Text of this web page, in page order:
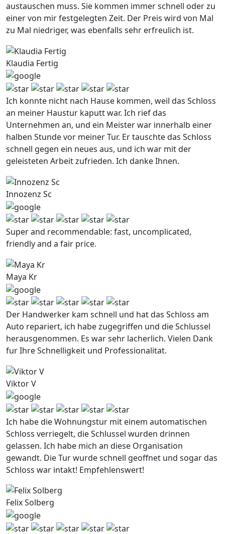
austauschen muss. Sie kommen immer schnell oder zu
einer von mir festgelegten Zeit. Der Preis wird von Mal
zu Mal niedriger, was ebenfalls sehr erfreulich ist.
Klaudia Fertig
Ich konnte nicht nach Hause kommen, weil das Schloss
an meiner Haustur kaputt war. Ich rief das
Unternehmen an, und ein Meister war innerhalb einer
halben Stunde vor meiner Tur. Er tauschte das Schloss
schnell gegen ein neues aus, und ich war mit der
geleisteten Arbeit zufrieden. Ich danke Ihnen.
Innozenz Sc
Super and recommendable: fast, uncomplicated,
friendly and a fair price.
Maya Kr
Der Handwerker kam schnell und hat das Schloss am
Auto repariert, ich habe zugegriffen und die Schlussel
herausgenommen. Es war sehr lacherlich. Vielen Dank
fur Ihre Schnelligkeit und Professionalitat.
Viktor V
Ich habe die Wohnungstur mit einem automatischen
Schloss verriegelt, die Schlussel wurden drinnen
gelassen. Ich habe mich an diese Organisation
gewandt. Die Tur wurde schnell geoffnet und sogar das
Schloss war intakt! Empfehlenswert!
Felix Solberg